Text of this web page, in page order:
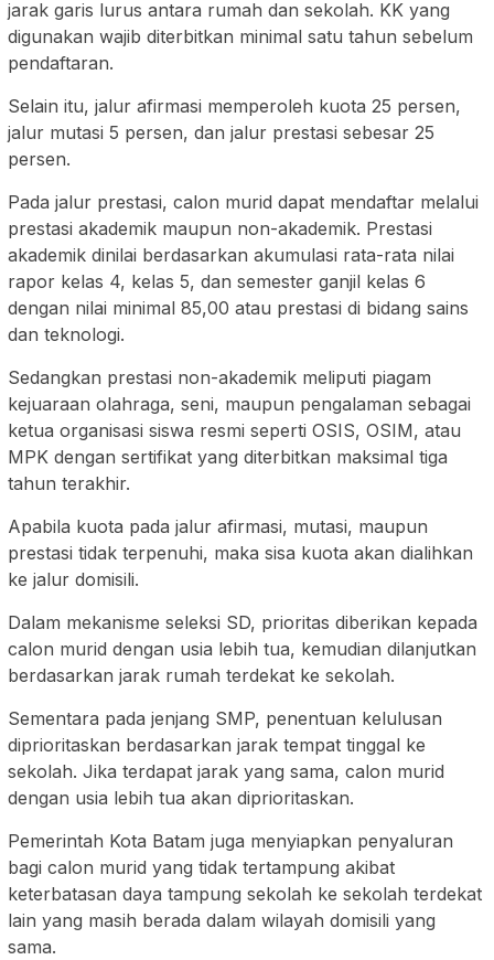
jarak garis lurus antara rumah dan sekolah. KK yang
digunakan wajib diterbitkan minimal satu tahun sebelum
pendaftaran.
Selain itu, jalur afirmasi memperoleh kuota 25 persen,
jalur mutasi 5 persen, dan jalur prestasi sebesar 25
persen.
Pada jalur prestasi, calon murid dapat mendaftar melalui
prestasi akademik maupun non-akademik. Prestasi
akademik dinilai berdasarkan akumulasi rata-rata nilai
rapor kelas 4, kelas 5, dan semester ganjil kelas 6
dengan nilai minimal 85,00 atau prestasi di bidang sains
dan teknologi.
Sedangkan prestasi non-akademik meliputi piagam
kejuaraan olahraga, seni, maupun pengalaman sebagai
ketua organisasi siswa resmi seperti OSIS, OSIM, atau
MPK dengan sertifikat yang diterbitkan maksimal tiga
tahun terakhir.
Apabila kuota pada jalur afirmasi, mutasi, maupun
prestasi tidak terpenuhi, maka sisa kuota akan dialihkan
ke jalur domisili.
Dalam mekanisme seleksi SD, prioritas diberikan kepada
calon murid dengan usia lebih tua, kemudian dilanjutkan
berdasarkan jarak rumah terdekat ke sekolah.
Sementara pada jenjang SMP, penentuan kelulusan
diprioritaskan berdasarkan jarak tempat tinggal ke
sekolah. Jika terdapat jarak yang sama, calon murid
dengan usia lebih tua akan diprioritaskan.
Pemerintah Kota Batam juga menyiapkan penyaluran
bagi calon murid yang tidak tertampung akibat
keterbatasan daya tampung sekolah ke sekolah terdekat
lain yang masih berada dalam wilayah domisili yang
sama.